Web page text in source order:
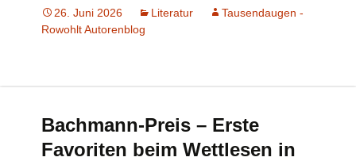
26. Juni 2026 Literatur
Tausendaugen -
Rowohlt Autorenblog
Bachmann-Preis – Erste
Favoriten beim Wettlesen in